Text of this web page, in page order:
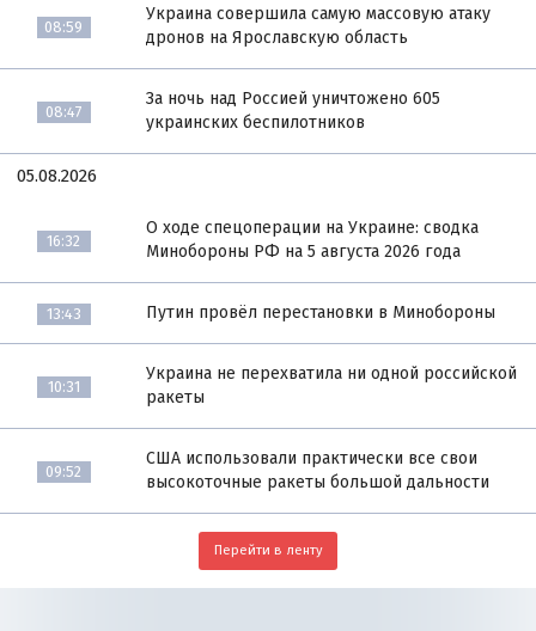
08:59
Украина совершила самую массовую атаку
дронов на Ярославскую область
08:47
За ночь над Россией уничтожено 605
украинских беспилотников
05.08.2026
16:32
О ходе спецоперации на Украине: сводка
Минобороны РФ на 5 августа 2026 года
13:43 Путин провёл перестановки в Минобороны
10:31
Украина не перехватила ни одной российской
ракеты
09:52
США использовали практически все свои
высокоточные ракеты большой дальности
Перейти в ленту